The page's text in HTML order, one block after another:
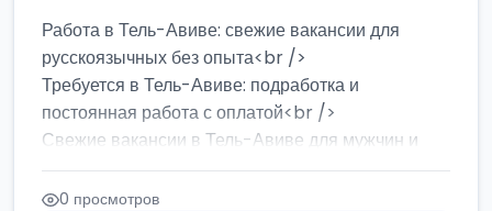
Работа в Тель-Авиве: свежие вакансии для
русскоязычных без опыта<br />
Требуется в Тель-Авиве: подработка и
постоянная работа с оплатой<br />
Свежие вакансии в Тель-Авиве для мужчин и
женщин от хозя...
0 просмотров